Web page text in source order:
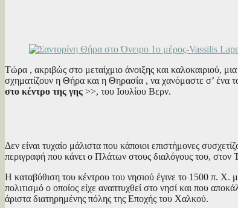
Τώρα , ακριβώς στο μεταίχμιο άνοιξης και καλοκαιριού,
σχηματίζουν η Θήρα και η Θηρασία , να χανόμαστε σ’ ένα
στο κέντρο της γης >>, του Ιουλίου Βερν.
Δεν είναι τυχαίο μάλιστα που κάποιοι επιστήμονες
περιγραφή που κάνει ο Πλάτων στους διαλόγους του, στον
Η καταβύθιση του κέντρου του νησιού έγινε το 1500 π. Χ.
πολιτισμό ο οποίος είχε αναπτυχθεί στο νησί και που
άριστα διατηρημένης πόλης της Εποχής του Χαλκού.